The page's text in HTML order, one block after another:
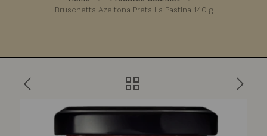
Bruschetta Azeitona Preta La Pastina 140 g